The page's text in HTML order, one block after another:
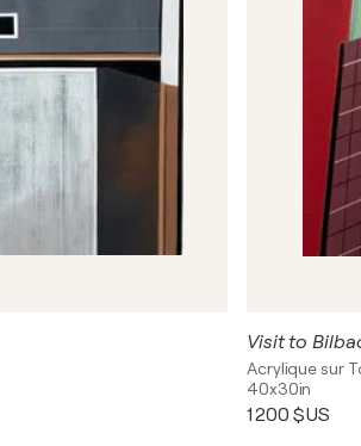
Visit to
Acrylique sur
40x30in
1 200 $US